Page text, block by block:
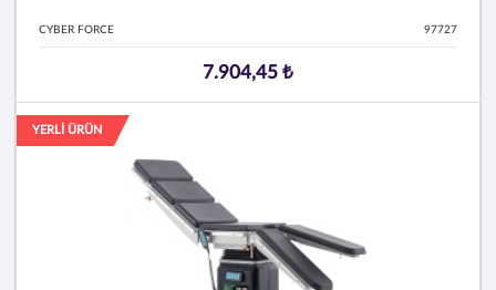
CYBER FORCE 97727
7.904,45 ₺
YERLİ ÜRÜN